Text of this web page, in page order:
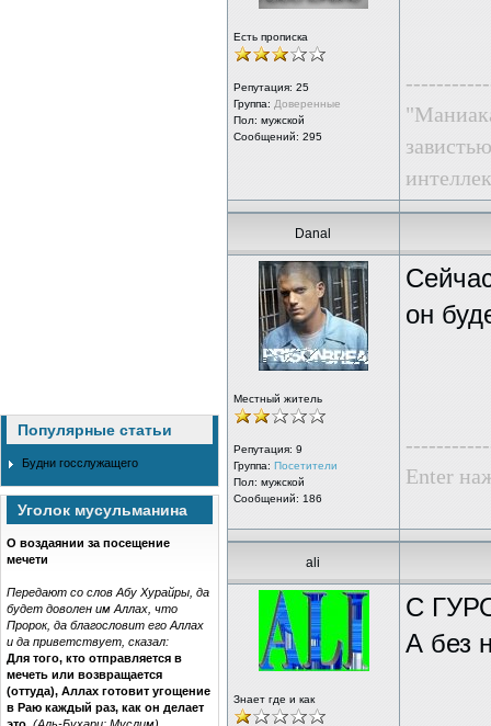
Популярные статьи
Будни госслужащего
Уголок мусульманина
О воздаянии за посещение
мечети
Передают со слов Абу Хурайры, да
будет доволен им Аллах, что
Пророк, да благословит его Аллах
и да приветствует, сказал:
Для того, кто отправляется в
мечеть или возвращается
(оттуда), Аллах готовит угощение
в Раю каждый раз, как он делает
это. (Аль-Бухари; Муслим)
Есть прописка
Репутация: 25
Группа: Доверенные
Пол: мужской
Сообщений: 295
Danal
Местный житель
Репутация: 9
Группа: Посетители
Пол: мужской
Сообщений: 186
он
Enter
ali
Знает где и как
С
А без